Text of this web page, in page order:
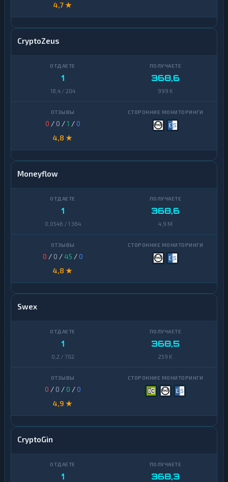
4,7 ★
CryptoZeus
1
18,4 / 204
368,6
999 K
0 / 0 /1 /0
4,8 ★
Moneyflow
1
0,0546 / 1 364
368,6
4,9 M
0 / 0 / 45 /0
4,8 ★
Swex
1
0,2 / 702
368,5
259 K
0 / 0 /0 /0
4,9 ★
CryptoGin
1 368,3